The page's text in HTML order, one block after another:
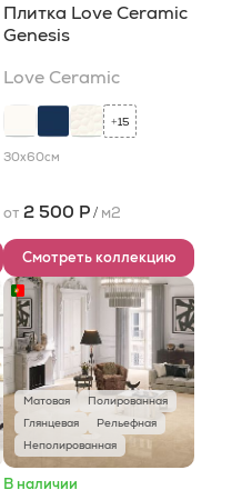
Плитка Love Ceramic
Genesis
Love Ceramic
+15
30x60см
от 2 500 Р/ м2
Смотреть коллекцию
Матовая
Полированная
Глянцевая
Рельефная
Неполированная
В наличии